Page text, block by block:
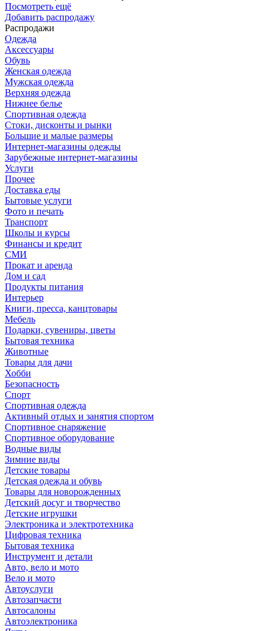
Посмотреть ещё
Добавить распродажу
Распродажи
Одежда
Аксессуары
Обувь
Женская одежда
Мужская одежда
Верхняя одежда
Нижнее белье
Спортивная одежда
Стоки, дисконты и рынки
Большие и малые размеры
Интернет-магазины одежды
Зарубежные интернет-магазины
Услуги
Прочее
Доставка еды
Бытовые услуги
Фото и печать
Транспорт
Школы и курсы
Финансы и кредит
СМИ
Прокат и аренда
Дом и сад
Продукты питания
Интерьер
Книги, пресса, канцтовары
Мебель
Подарки, сувениры, цветы
Бытовая техника
Животные
Товары для дачи
Хобби
Безопасность
Спорт
Спортивная одежда
Активный отдых и занятия спортом
Спортивное снаряжение
Спортивное оборудование
Водные виды
Зимние виды
Детские товары
Детская одежда и обувь
Товары для новорожденных
Детский досуг и творчество
Детские игрушки
Электроника и электротехника
Цифровая техника
Бытовая техника
Инструмент и детали
Авто, вело и мото
Вело и мото
Автоуслуги
Автозапчасти
Автосалоны
Автоэлектроника